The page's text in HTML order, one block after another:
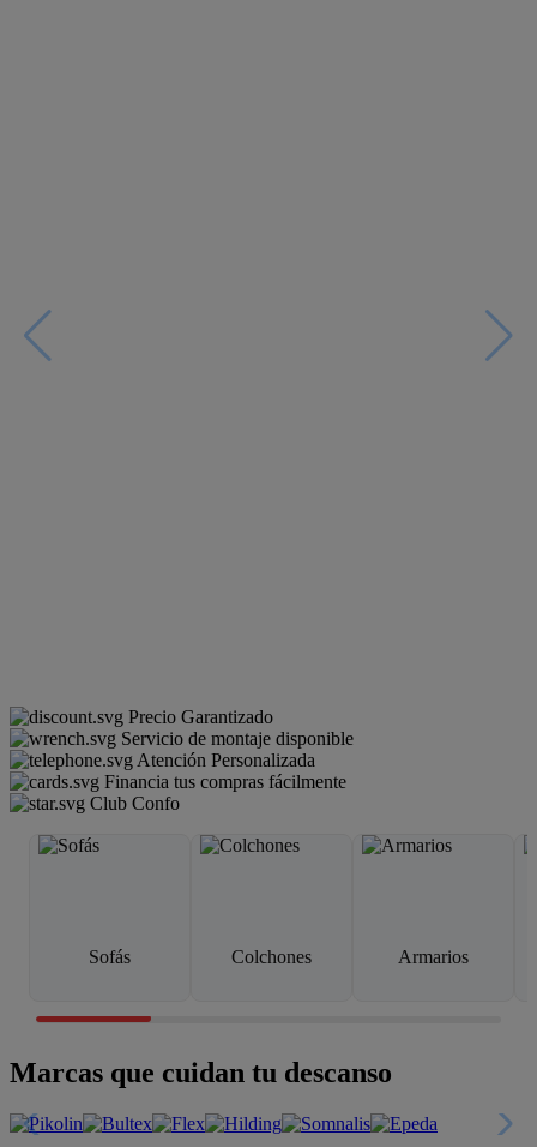
Precio Garantizado
Servicio de montaje disponible
Atención Personalizada
Financia tus compras fácilmente
Club Confo
Sofás Colchones Armarios
Marcas que cuidan tu descanso